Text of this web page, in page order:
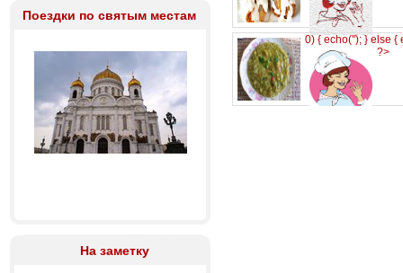
Поездки по святым местам
На заметку
0) { echo(''); } else {
?>